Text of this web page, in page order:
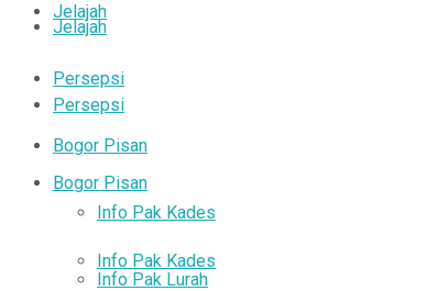
Jelajah
Persepsi
Bogor Pisan
Info Pak Kades
Jelajah
Persepsi
Bogor Pisan
Info Pak Kades
Info Pak Lurah